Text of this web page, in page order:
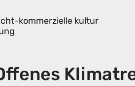
kommerzielle kultur